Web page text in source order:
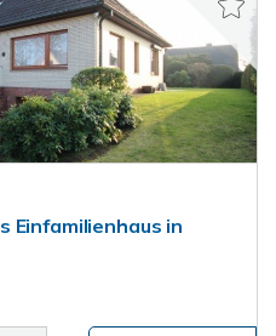
Einfamilienhaus in